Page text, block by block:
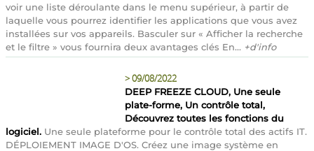
voir une liste déroulante dans le menu supérieur, à partir de
laquelle vous pourrez identifier les applications que vous avez
installées sur vos appareils. Basculer sur « Afficher la recherche
et le filtre » vous fournira deux avantages clés En... +d'info
>09/08/2022
DEEP FREEZE CLOUD, Une seule
plate-forme, Un contrôle total,
Découvrez toutes les fonctions du
logiciel. Une seule plateforme pour le contrôle total des actifs IT.
DÉPLOIEMENT IMAGE D'OS. Créez une image système en